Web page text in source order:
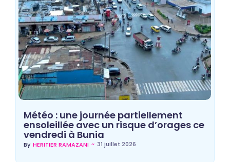
Météo : une journée partiellement
ensoleillée avec un risque d’orages ce
vendredi à Bunia
By HERITIER RAMAZANI ~ 31 juillet 2026